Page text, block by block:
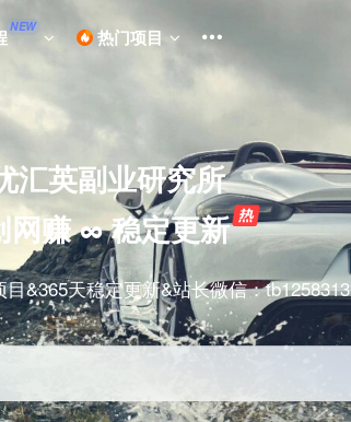
NEW 热门项目
汇英副业研究所
网赚 ∞ 稳定更新
&365天稳定更新&站长微信：tb1258313